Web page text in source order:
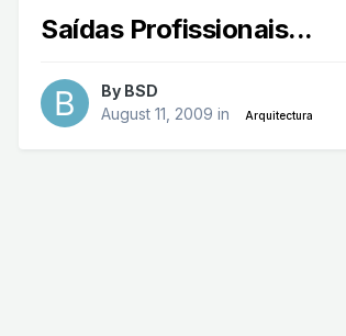
Saídas Profissionais...
By BSD
August 11, 2009 in Arquitectura